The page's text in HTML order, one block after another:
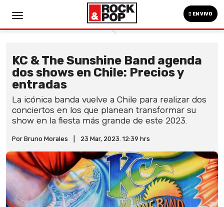
EN VIVO
KC & The Sunshine Band agenda
dos shows en Chile: Precios y
entradas
La icónica banda vuelve a Chile para realizar dos
conciertos en los que planean transformar su
show en la fiesta más grande de este 2023.
Por Bruno Morales 23 Mar, 2023. 12:39 hrs